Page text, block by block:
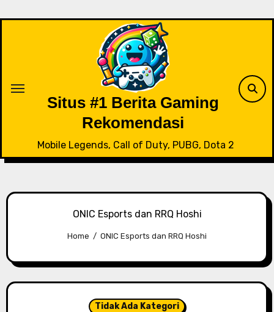
Situs #1 Berita Gaming
Rekomendasi
Mobile Legends, Call of Duty, PUBG, Dota 2
ONIC Esports dan RRQ Hoshi
Home ONIC Esports dan RRQ Hoshi
Tidak Ada Kategori